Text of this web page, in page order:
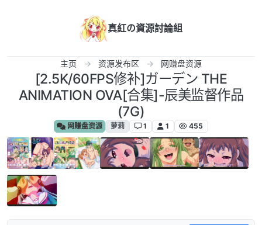
真紅の資源討論組
主页 资源发布区 网赚盘资源
[2.5K/60FPS修补]ガーデン THE
ANIMATION OVA[合集]-辰美监督作品
(7G)
网赚盘资源 萝莉 1 1 455